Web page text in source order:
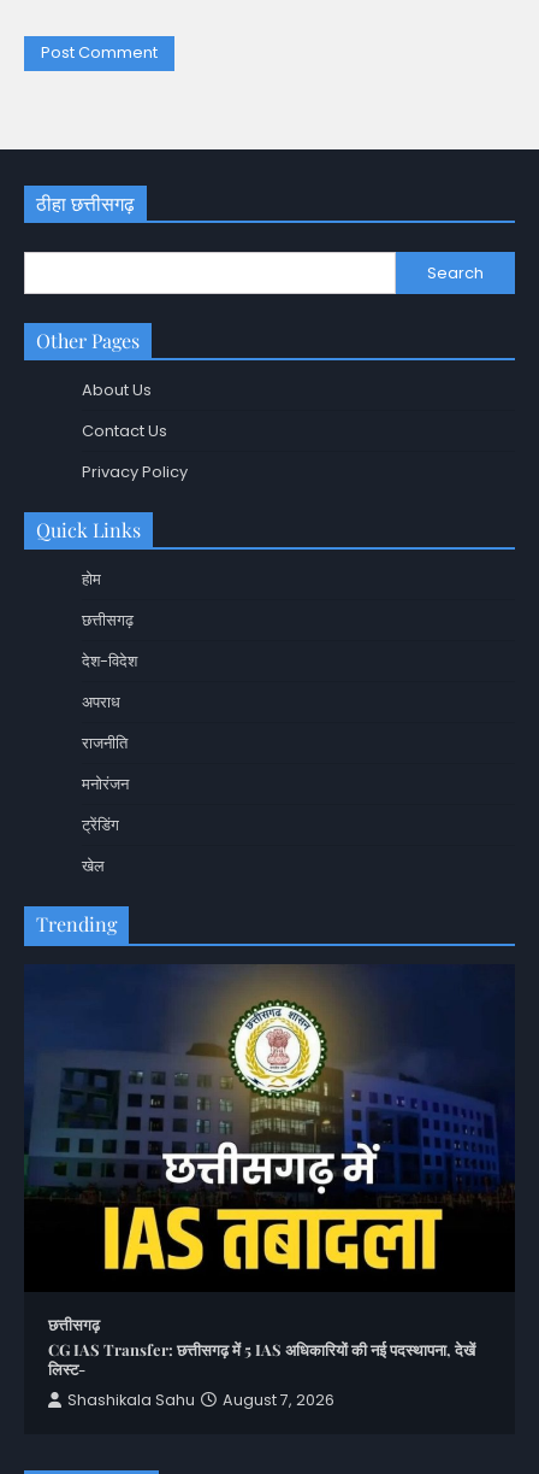
ठीहा छत्तीसगढ़
Search
Other Pages
About Us
Contact Us
Privacy Policy
Quick Links
होम
छत्तीसगढ़
देश-विदेश
अपराध
राजनीति
मनोरंजन
ट्रेंडिंग
खेल
Trending
छत्तीसगढ़
CG IAS Transfer: छत्तीसगढ़ में 5 IAS अधिकारियों की नई पदस्थापना, देखें
लिस्ट-
Shashikala Sahu
August 7, 2026